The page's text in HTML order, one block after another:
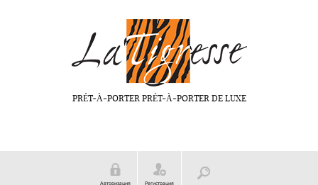
PRÉT-À-PORTER PRÉT-À-PORTER DE LUXE
Авторизация Регистрация